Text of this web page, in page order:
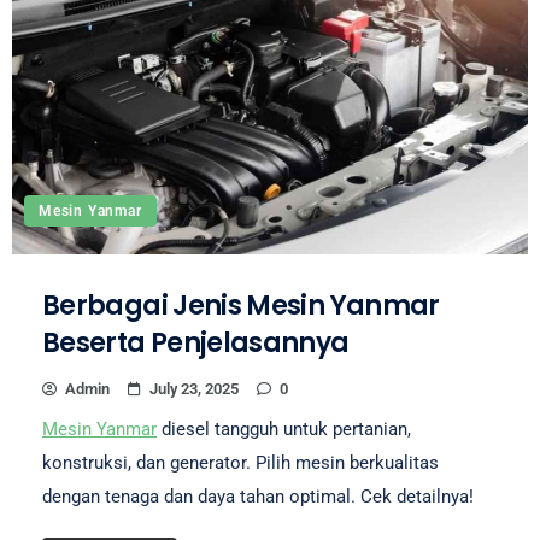
Mesin Yanmar
Berbagai Jenis Mesin Yanmar
Beserta Penjelasannya
Admin July 23, 2025 0
Mesin Yanmar diesel tangguh untuk pertanian,
konstruksi, dan generator. Pilih mesin berkualitas
dengan tenaga dan daya tahan optimal. Cek detailnya!